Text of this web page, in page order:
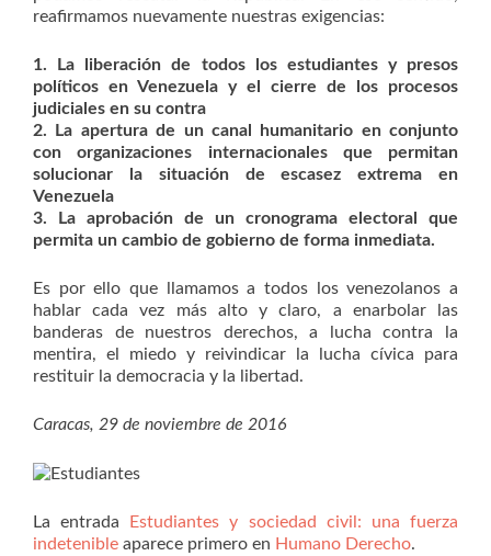
reafirmamos nuevamente nuestras exigencias:
1. La liberación de todos los estudiantes y presos
políticos en Venezuela y el cierre de los procesos
judiciales en su contra
2. La apertura de un canal humanitario en conjunto
con organizaciones internacionales que permitan
solucionar la situación de escasez extrema en
Venezuela
3. La aprobación de un cronograma electoral que
permita un cambio de gobierno de forma inmediata.
Es por ello que llamamos a todos los venezolanos a
hablar cada vez más alto y claro, a enarbolar las
banderas de nuestros derechos, a lucha contra la
mentira, el miedo y reivindicar la lucha cívica para
restituir la democracia y la libertad.
Caracas, 29 de noviembre de 2016
La entrada
Estudiantes y sociedad civil: una fuerza
indetenible aparece primero en Humano Derecho.